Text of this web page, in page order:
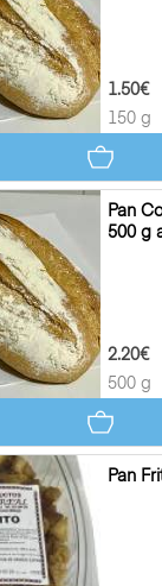
1.50€
150 g
Pan
500 g
2.20€
500 g
Pan